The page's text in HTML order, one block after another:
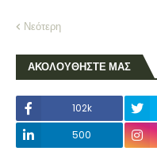
Νεότερη
ΑΚΟΛΟΥΘΗΣΤΕ ΜΑΣ
102k
500